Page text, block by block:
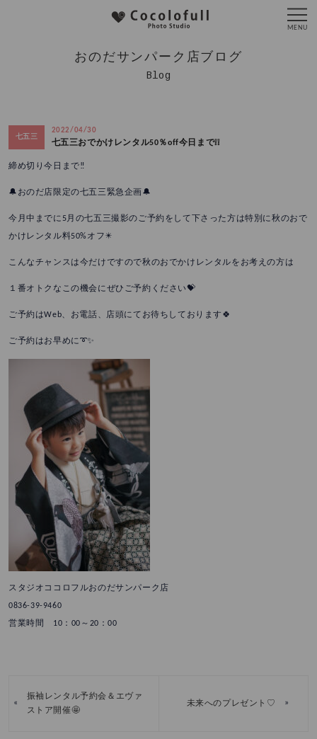
おのだサンパーク店ブログ
Blog
七五三
2022/04/30
七五三おでかけレンタル50％off今日まで❕❕
締め切り今日まで‼️
🔔おのだ店限定の七五三緊急企画🔔
今月中までに5月の七五三撮影のご予約をして下さった方は特別に秋のおで
かけレンタル料50%オフ✴️
こんなチャンスは今だけですので秋のおでかけレンタルをお考えの方は
１番オトクなこの機会にぜひご予約ください💝
ご予約はWeb、お電話、店頭にてお待ちしております🍀
ご予約はお早めに➰✨
スタジオココロフルおのだサンパーク店
0836-39-9460
営業時間 10：00～20：00
«
振袖レンタル予約会＆エヴァ
ストア開催🤩
未来へのプレゼント♡ »